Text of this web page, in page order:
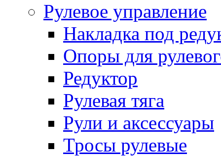
Рулевое управление
Накладка под
Опоры для
Редуктор
Рулевая тяга
Рули и аксессуары
Тросы рулевые